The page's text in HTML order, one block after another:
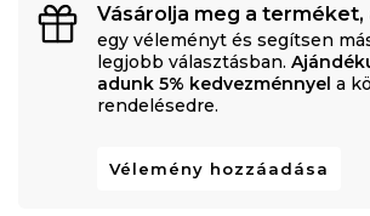
Vásárolja meg a terméket,
egy véleményt és segítsen
legjobb választásban.
adunk 5% kedvezménnyel a
rendelésedre.
Vélemény hozzáadása